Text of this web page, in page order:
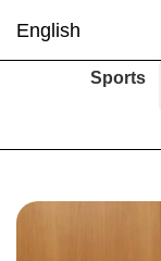
English
Sports